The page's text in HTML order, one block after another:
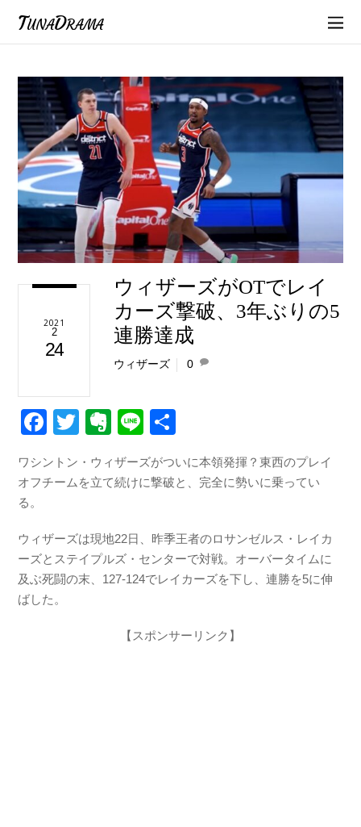
TunaDrama
2021
2
24
ウィザーズがOTでレイ
カーズ撃破、3年ぶりの5
連勝達成
ウィザーズ 0
F
c
o
o
k
T
tt
E
er
e
Li
e
ワシントン・ウィザーズがついに本領発揮？東西のプレイ
オフチームを立て続けに撃破と、完全に勢いに乗ってい
る。
ウィザーズは現地22日、昨季王者のロサンゼルス・レイカ
ーズとステイプルズ・センターで対戦。オーバータイムに
及ぶ死闘の末、127-124でレイカーズを下し、連勝を5に伸
ばした。
【スポンサーリンク】